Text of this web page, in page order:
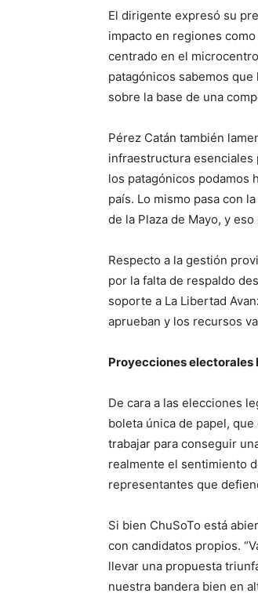
El dirigente expresó su
impacto en regiones
centrado en el
patagónicos sabemos
sobre la base de una
Pérez Catán también
infraestructura esenciales
los patagónicos podamos
país. Lo mismo pasa con
de la Plaza de Mayo, y
Respecto a la gestión
por la falta de respaldo
soporte a La Libertad
aprueban y los recursos
Proyecciones electorales
De cara a las elecciones
boleta única de papel,
trabajar para conseguir
realmente el sentimiento
representantes que
Si bien ChuSoTo está
con candidatos propios.
llevar una propuesta
nuestra bandera bien en